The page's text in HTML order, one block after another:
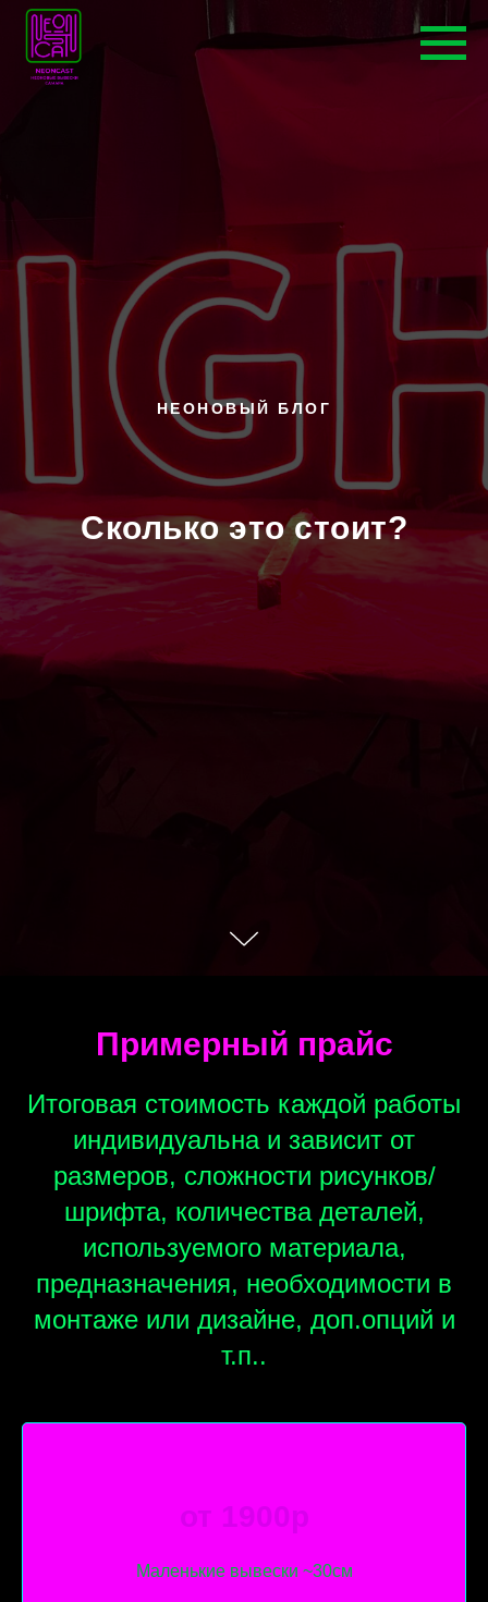
НЕОНОВЫЙ БЛОГ
Сколько это стоит?
Примерный прайс
Итоговая стоимость каждой работы
индивидуальна и зависит от
размеров, сложности рисунков/
шрифта, количества деталей,
используемого материала,
предназначения, необходимости в
монтаже или дизайне, доп.опций и
т.п..
от 1900р
Маленькие вывески ~30см